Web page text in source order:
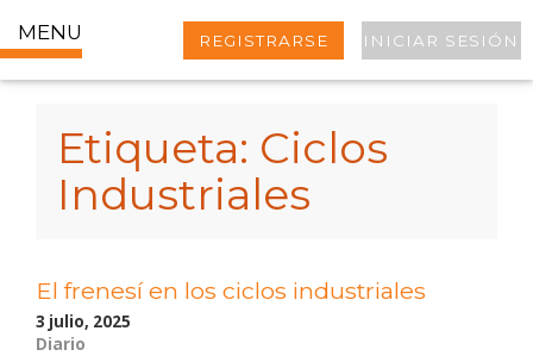
MENU REGISTRARSE INICIAR SESIÓN
Etiqueta: Ciclos
Industriales
El frenesí en los ciclos industriales
3 julio, 2025
Diario